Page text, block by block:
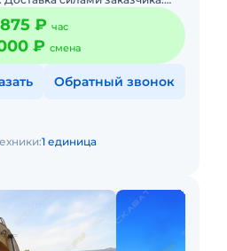
875 ₽ час
₽ смена
Обратный звонок
1 единица